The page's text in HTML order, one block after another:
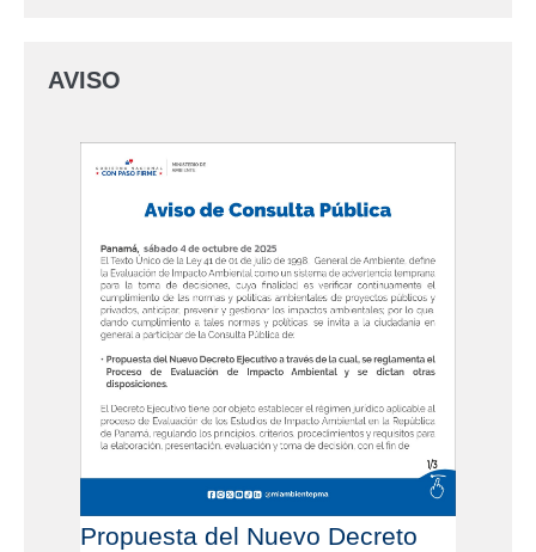
AVISO
Propuesta del Nuevo Decreto